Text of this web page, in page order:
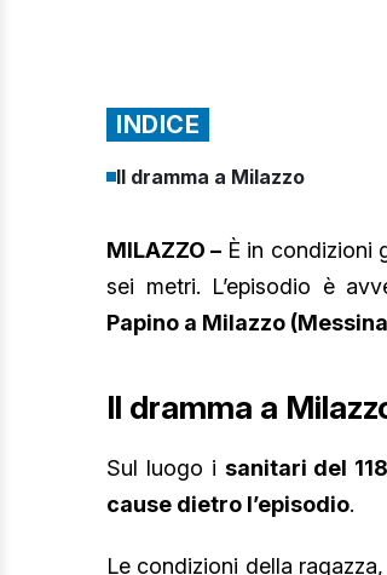
INDICE
Il dramma a Milazzo
MILAZZO – È in condizioni
sei metri. L’episodio è
Papino a Milazzo
Il dramma a
Sul luogo i sanitari del 118
cause dietro l’episodio.
Le condizioni della